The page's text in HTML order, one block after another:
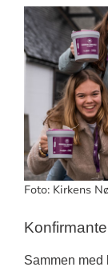
Foto: Kirkens
Sammen med